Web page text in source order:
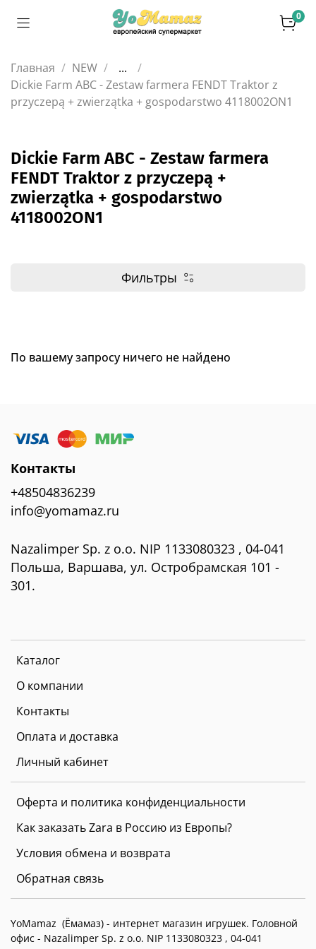
0
Главная NEW
...
Dickie Farm ABC - Zestaw farmera FENDT Traktor z
przyczepą + zwierzątka + gospodarstwo 4118002ON1
Dickie Farm ABC - Zestaw farmera
FENDT Traktor z przyczepą +
zwierzątka + gospodarstwo
4118002ON1
Фильтры
По вашему запросу ничего не найдено
Каталог
О компании
Контакты
Оплата и доставка
Личный кабинет
Оферта и политика конфиденциальности
Как заказать Zara в Россию из Европы?
Условия обмена и возврата
Обратная связь
Контакты
+48504836239
info@yomamaz.ru
Nazalimper Sp. z o.o. NIP 1133080323 , 04-041
Польша, Варшава, ул. Остробрамская 101 -
301.
YoMamaz (Ёмамаз) - интернет магазин игрушек. Головной
офис - Nazalimper Sp. z o.o. NIP 1133080323 , 04-041